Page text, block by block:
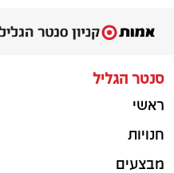
סנטר הגליל
ראשי
חנויות
מבצעים